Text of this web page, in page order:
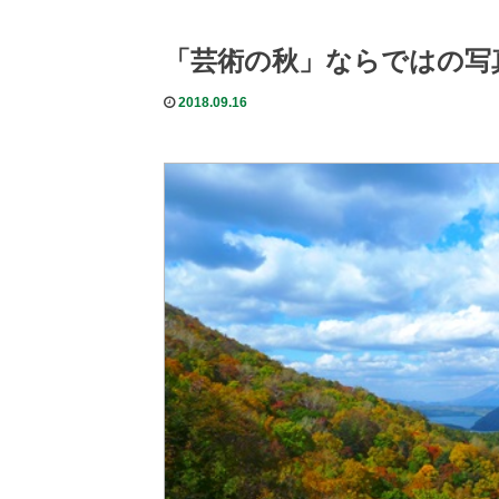
「芸術の秋」ならではの
2018.09.16